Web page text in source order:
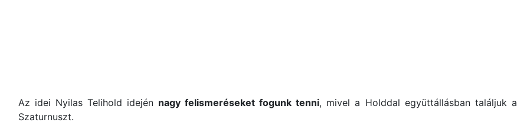
Az idei Nyilas Telihold idején nagy felismeréseket fogunk tenni, mivel a Holddal együttállásban találjuk a
Szaturnuszt.